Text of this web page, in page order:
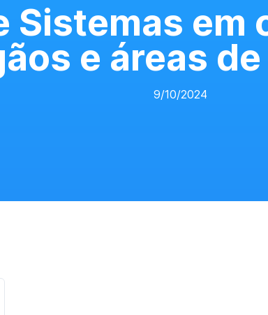
Sistemas em
e áreas
9/10/2024